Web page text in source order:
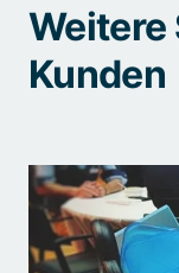
Weitere
Kunden